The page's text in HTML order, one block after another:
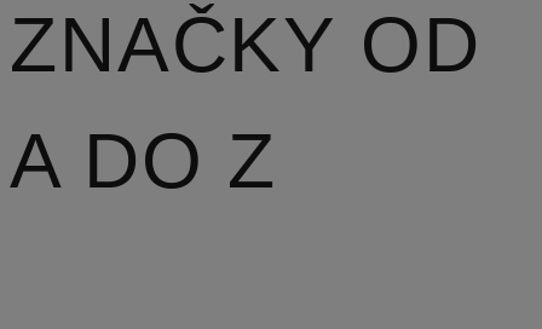
ZNAČKY OD
A DO Z